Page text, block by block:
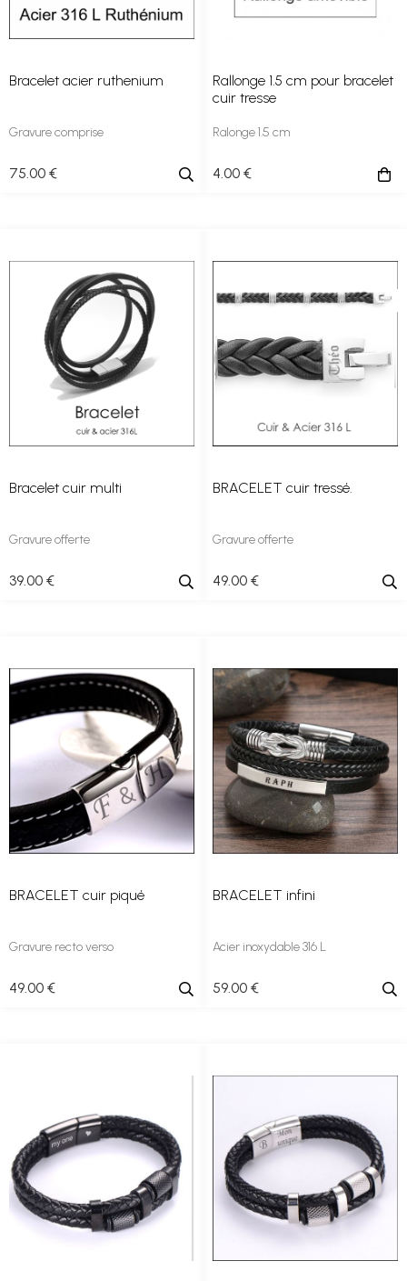
Bracelet acier ruthenium
Gravure comprise
75 .00 €
Rallonge 1.5 cm pour bracelet
cuir tresse
Ralonge 1.5 cm
4 .00 €
Bracelet cuir multi
Gravure offerte
39.00 €
BRACELET cuir tressé.
Gravure offerte
49.00 €
BRACELET cuir piqué
Gravure recto verso
49.00 €
BRACELET infini
Acier inoxydable 316 L
59.00 €